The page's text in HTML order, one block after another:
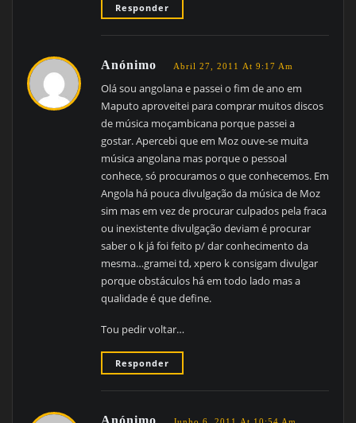
Responder
Anónimo Abril 27, 2011 At 9:17 Am
Olá sou angolana e passei o fim de ano em
Maputo aproveitei para comprar muitos discos
de música moçambicana porque passei a
gostar. Apercebi que em Moz ouve-se muita
música angolana mas porque o pessoal
conhece, só procuramos o que conhecemos. Em
Angola há pouca divulgação da música de Moz
sim mas em vez de procurar culpados pela fraca
ou inexistente divulgação deviam é procurar
saber o k já foi feito p/ dar conhecimento da
mesma…gramei td, xpero k consigam divulgar
porque obstáculos há em todo lado mas a
qualidade é que define.
Tou pedir voltar…
Responder
Anónimo